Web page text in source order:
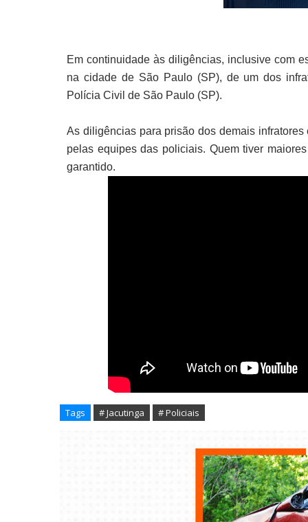
Em continuidade às diligências, inclusive com
na cidade de São Paulo (SP), de um dos
Polícia Civil de São Paulo (SP).
As diligências para prisão dos demais
pelas equipes das policiais. Quem tiver
garantido.
Tags # Jacutinga # Policiais